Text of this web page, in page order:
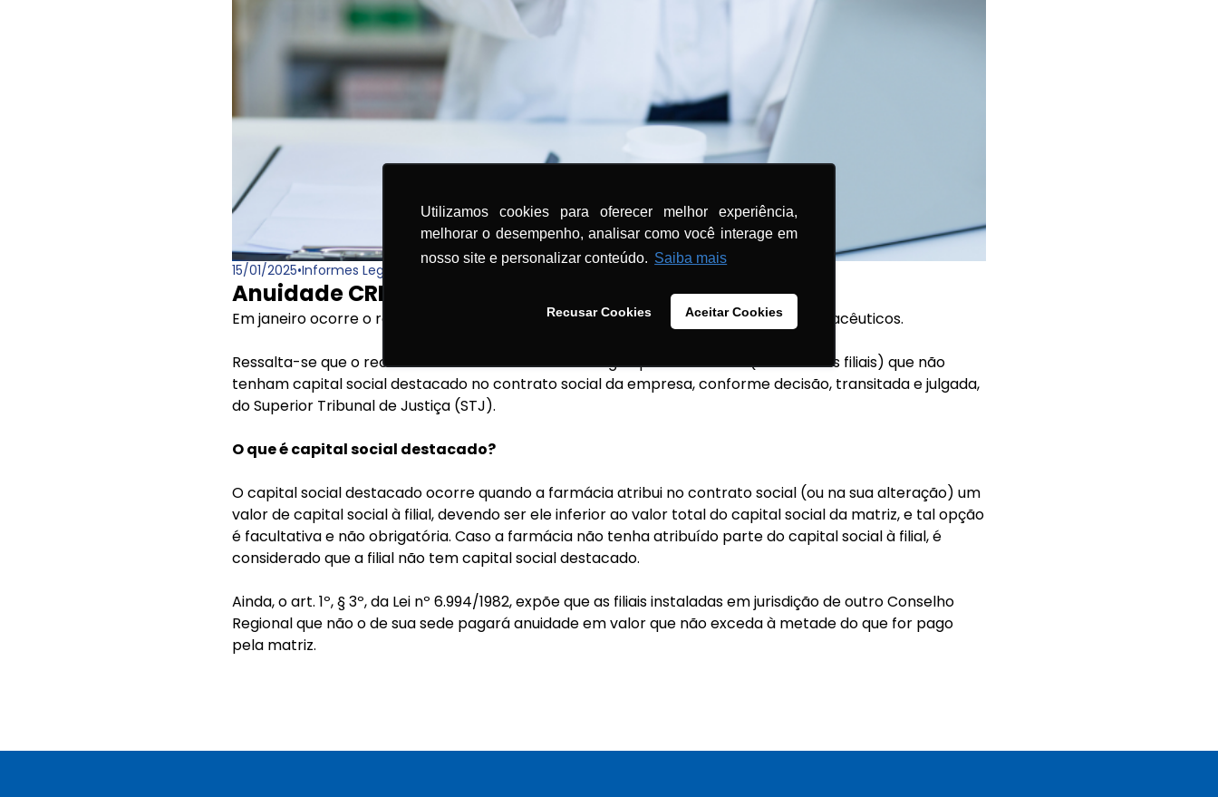
Utilizamos cookies para oferecer melhor experiência,
melhorar o desempenho, analisar como você interage em
nosso site e personalizar conteúdo. Saiba mais
Recusar Cookies Aceitar Cookies
15/01/2025•Informes Legais
Anuidade CRF/CFF – Farmácias de manipulação
Em janeiro ocorre o recolhimento da anuidade CRF/CFF dos estabelecimentos farmacêuticos.
Ressalta-se que o recolhimento da anuidade seria ilegal quando de filiais (somente as filiais) que não
tenham capital social destacado no contrato social da empresa, conforme decisão, transitada e julgada,
do Superior Tribunal de Justiça (STJ).
O que é capital social destacado?
O capital social destacado ocorre quando a farmácia atribui no contrato social (ou na sua alteração) um
valor de capital social à filial, devendo ser ele inferior ao valor total do capital social da matriz, e tal opção
é facultativa e não obrigatória. Caso a farmácia não tenha atribuído parte do capital social à filial, é
considerado que a filial não tem capital social destacado.
Ainda, o art. 1º, § 3º, da Lei nº 6.994/1982, expõe que as filiais instaladas em jurisdição de outro Conselho
Regional que não o de sua sede pagará anuidade em valor que não exceda à metade do que for pago
pela matriz.